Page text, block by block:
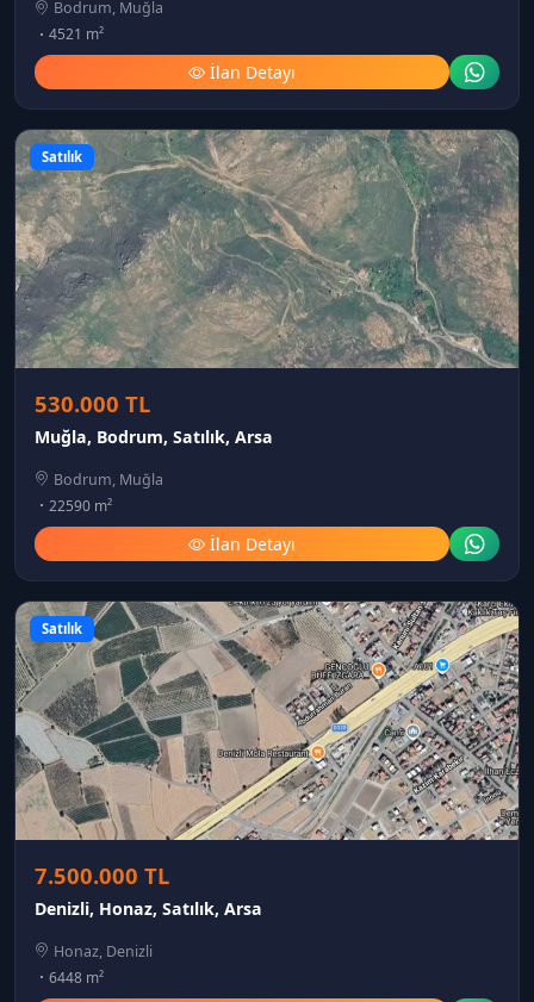
Bodrum, Muğla
4521 m²
İlan Detayı
Satılık
530.000 TL
Muğla, Bodrum, Satılık, Arsa
Bodrum, Muğla
22590 m²
İlan Detayı
Satılık
7.500.000 TL
Denizli, Honaz, Satılık, Arsa
Honaz, Denizli
6448 m²